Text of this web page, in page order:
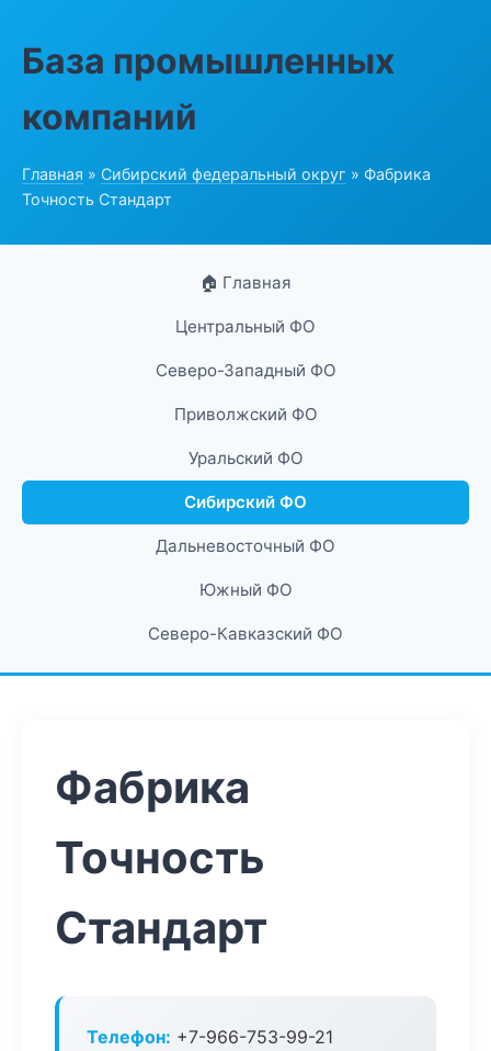
База промышленных
компаний
Главная » Сибирский федеральный округ » Фабрика
Точность Стандарт
🏠 Главная
Центральный ФО
Северо-Западный ФО
Приволжский ФО
Уральский ФО
Сибирский ФО
Дальневосточный ФО
Южный ФО
Северо-Кавказский ФО
Фабрика
Точность
Стандарт
Телефон: +7-966-753-99-21